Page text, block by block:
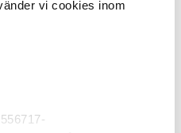
vi cookies inom
midbasar - 8 tum mängd